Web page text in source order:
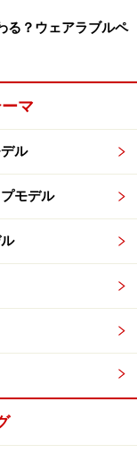
、ペン先のがた
こだわりはこん
１つパーツとい
いという実用面
、機能だ。
はなく、むしろ
いるが、見た目
記に適した重量
る？ウェアラブルペ
マ
ル
モデル